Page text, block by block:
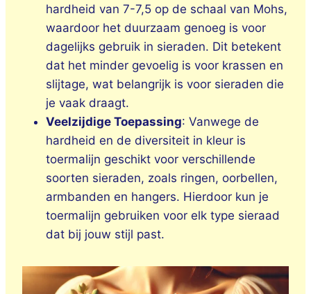
hardheid van 7-7,5 op de schaal van Mohs,
waardoor het duurzaam genoeg is voor
dagelijks gebruik in sieraden. Dit betekent
dat het minder gevoelig is voor krassen en
slijtage, wat belangrijk is voor sieraden die
je vaak draagt.
Veelzijdige Toepassing: Vanwege de
hardheid en de diversiteit in kleur is
toermalijn geschikt voor verschillende
soorten sieraden, zoals ringen, oorbellen,
armbanden en hangers. Hierdoor kun je
toermalijn gebruiken voor elk type sieraad
dat bij jouw stijl past.